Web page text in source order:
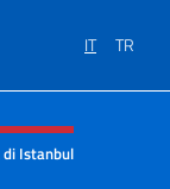
IT TR
menù
Istanbul